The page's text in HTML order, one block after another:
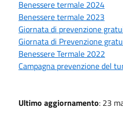
Benessere termale 2024
Benessere termale 2023
Giornata di prevenzione
Giornata di Prevenzione
Benessere Termale 2022
Campagna prevenzione del
Ultimo aggiornamento: 23